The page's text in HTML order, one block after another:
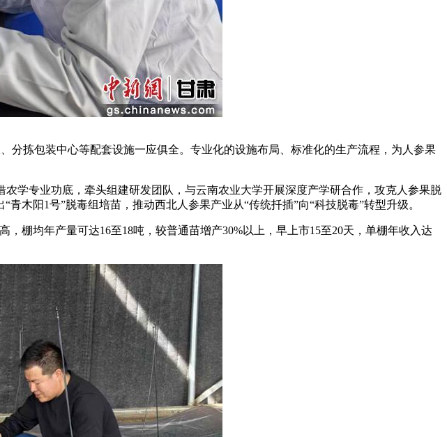
拣包装中心等配套设施一应俱全。专业化的设施布局、标准化的生产流程，为人参果
专业功底，牵头组建研发团队，与云南农业大学开展深度产学研合作，攻克人参果脱
木阳1号”脱毒组培苗，推动西北人参果产业从“传统扦插”向“科技脱毒”转型升级。
棚均年产量可达16至18吨，较普通苗增产30%以上，早上市15至20天，单棚年收入达